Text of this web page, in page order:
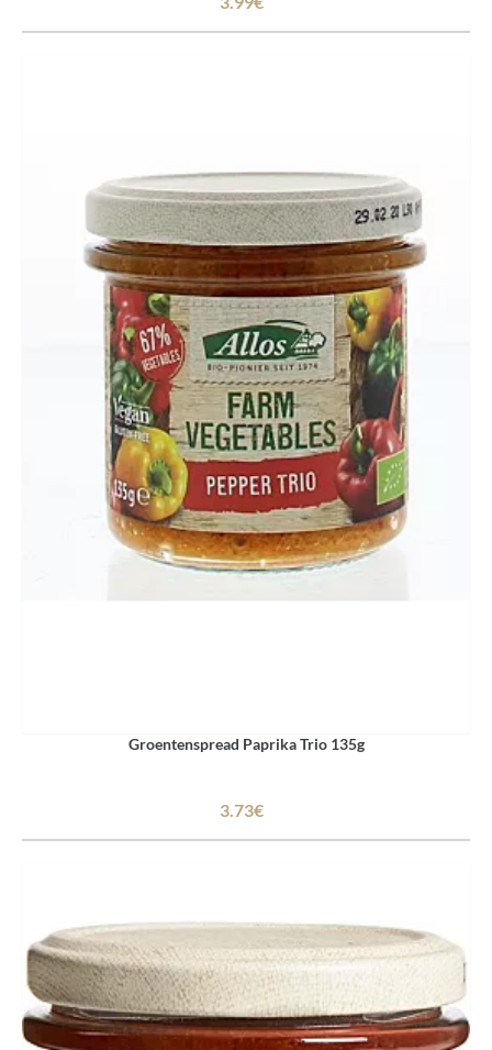
Groentenspread Paprika Trio 135g
3.73€